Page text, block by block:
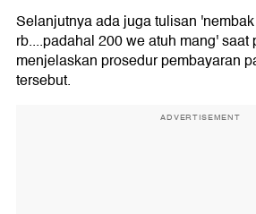
Selanjutnya ada juga tulisan
rb....padahal 200 we atuh mang' saat
menjelaskan prosedur pembayaran
tersebut.
ADVERTISEMENT